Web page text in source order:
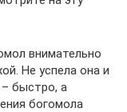
внимательно
Не успела она и
– быстро, а
богомола